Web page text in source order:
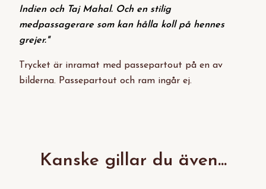
Indien och Taj Mahal. Och en stilig
medpassagerare som kan hålla koll på hennes
grejer."
Trycket är inramat med passepartout på en av
bilderna. Passepartout och ram ingår ej.
Kanske gillar du även...